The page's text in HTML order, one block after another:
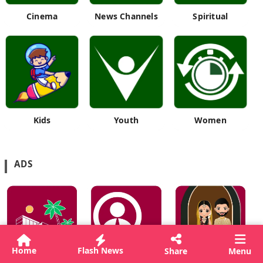
Cinema News Channels Spiritual
Kids Youth Women
ADS
Home Flash News Share Menu